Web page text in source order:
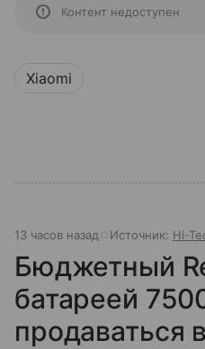
Контент недоступен
Xiaomi
13 часов назад Источник: Hi-
Бюджетный
батареей
продаваться